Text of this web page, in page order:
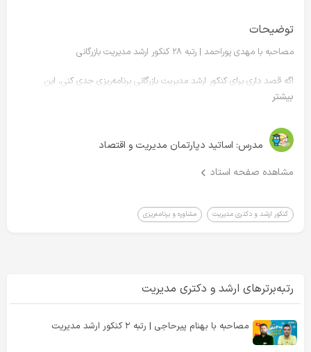
توضیحات
مصاحبه با مهدی پوراحمد | رتبه ۲۸ کنکور ارشد مدیریت بازرگانی
اگه قصد داری برای کنکور ارشد مدیریت بازرگانی برنامه‌ریزی جدی کنی، این
گفت‌وگو می‌تونه مسیر رو برات شفاف‌تر کنه.
تجربه رتبه‌های برتر همیشه چکیده‌ای از مسیر درست، اشتباهات رایج و نکاتی‌ست
که فقط با طی کردن مسیر به دست میاد.
مهدی پوراحمد، رتبه ۲۸ کنکور ارشد مدیریت بازرگانی، در این ویدئو درباره
صحبت می‌کنه؛ نکاتی که برای هر داوطلبی می‌تونه راهگشا باشه.
ویدیوهای بعدی رو از دست ندین!
بیشتر
مدرس: اساتید دپارتمان مدیریت و اقتصاد
مشاهده صفحه استاد
کنکور ارشد و دکتری مدیریت مشاوره و برنامه‌ریزی
رتبه‌برترهای ارشد و دکتری مدیریت
مصاحبه با بهنام پیرحاجی | رتبه ۲ کنکور ارشد مدیریت